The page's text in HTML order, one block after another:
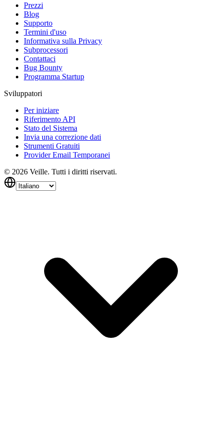
Prezzi
Blog
Supporto
Termini d'uso
Informativa sulla Privacy
Subprocessori
Contattaci
Bug Bounty
Programma Startup
Sviluppatori
Per iniziare
Riferimento API
Stato del Sistema
Invia una correzione dati
Strumenti Gratuiti
Provider Email Temporanei
© 2026 Veille. Tutti i diritti riservati.